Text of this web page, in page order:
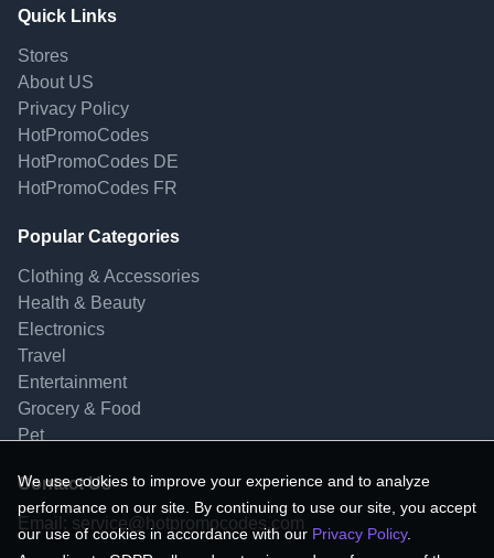
Quick Links
Stores
About US
Privacy Policy
HotPromoCodes
HotPromoCodes DE
HotPromoCodes FR
Popular Categories
Clothing & Accessories
Health & Beauty
Electronics
Travel
Entertainment
Grocery & Food
Pet
Contact Us
Email: service@hotpromocodes.com
We use cookies to improve your experience and to analyze
performance on our site. By continuing to use our site, you accept
our use of cookies in accordance with our Privacy Policy.